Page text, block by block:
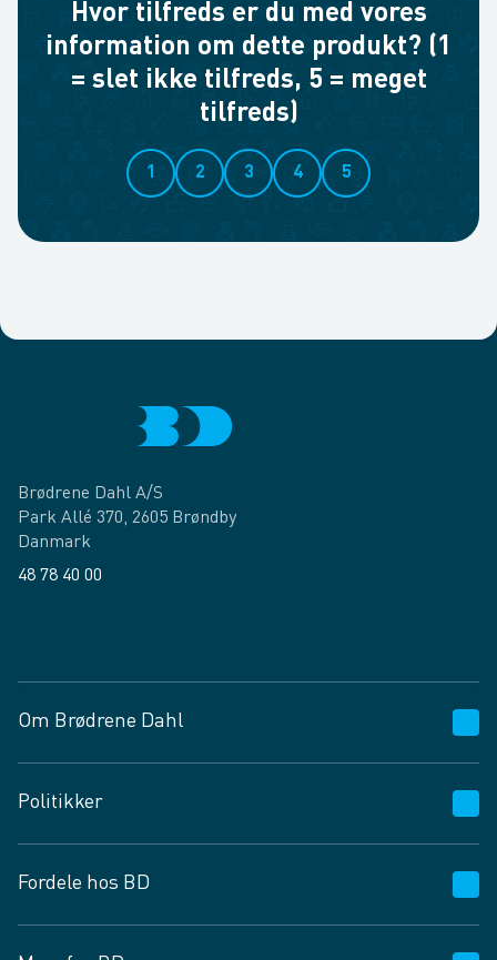
Hvor tilfreds er du med vores
information om dette produkt? (1
= slet ikke tilfreds, 5 = meget
tilfreds)
1 2 3 4 5
Brødrene Dahl A/S
Park Allé 370, 2605 Brøndby
Danmark
48 78 40 00
Om Brødrene Dahl
Vagttelefon 30 10 89 89
Spørgsmål og svar
Job og karriere
Fødevarekontrolrapport
Politikker
Privatlivspolitik
Cookies
Fordele hos BD